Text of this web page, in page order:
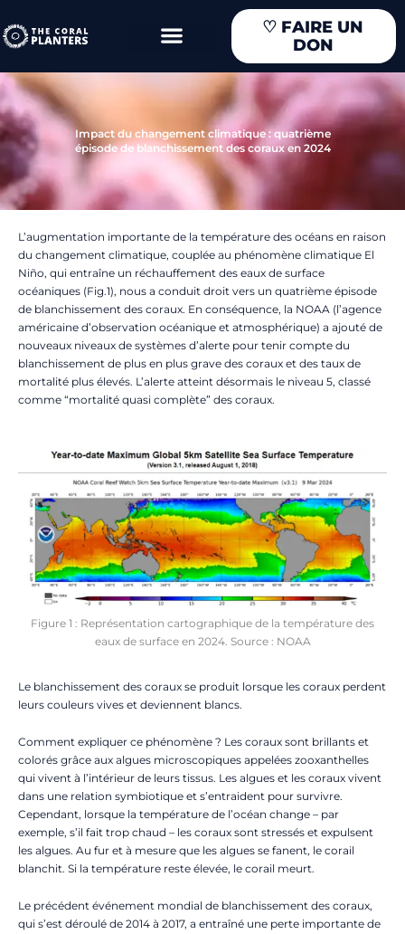
au
contenu
♡ FAIRE UN
DON
Impact du changement climatique : quatrième
épisode de blanchissement des coraux en 2024
L’augmentation importante de la température des océans en raison
du changement climatique, couplée au phénomène climatique El
Niño, qui entraîne un réchauffement des eaux de surface
océaniques (Fig.1), nous a conduit droit vers un quatrième épisode
de blanchissement des coraux. En conséquence, la NOAA (l’agence
américaine d’observation océanique et atmosphérique) a ajouté de
nouveaux niveaux de systèmes d’alerte pour tenir compte du
blanchissement de plus en plus grave des coraux et des taux de
mortalité plus élevés. L’alerte atteint désormais le niveau 5, classé
comme “mortalité quasi complète” des coraux.
Figure 1 : Représentation cartographique de la température des
eaux de surface en 2024. Source : NOAA
Le blanchissement des coraux se produit lorsque les coraux perdent
leurs couleurs vives et deviennent blancs.
Comment expliquer ce phénomène ? Les coraux sont brillants et
colorés grâce aux algues microscopiques appelées zooxanthelles
qui vivent à l’intérieur de leurs tissus. Les algues et les coraux vivent
dans une relation symbiotique et s’entraident pour survivre.
Cependant, lorsque la température de l’océan change – par
exemple, s’il fait trop chaud – les coraux sont stressés et expulsent
les algues. Au fur et à mesure que les algues se fanent, le corail
blanchit. Si la température reste élevée, le corail meurt.
Le précédent événement mondial de blanchissement des coraux,
qui s’est déroulé de 2014 à 2017, a entraîné une perte importante de